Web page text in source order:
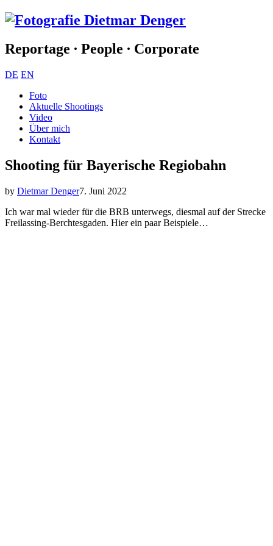
Reportage ∙ People ∙ Corporate
DE EN
Foto
Aktuelle Shootings
Video
Über mich
Kontakt
Shooting für Bayerische Regiobahn
by Dietmar Denger7. Juni 2022
Ich war mal wieder für die BRB unterwegs, diesmal auf der Strecke
Freilassing-Berchtesgaden. Hier ein paar Beispiele…